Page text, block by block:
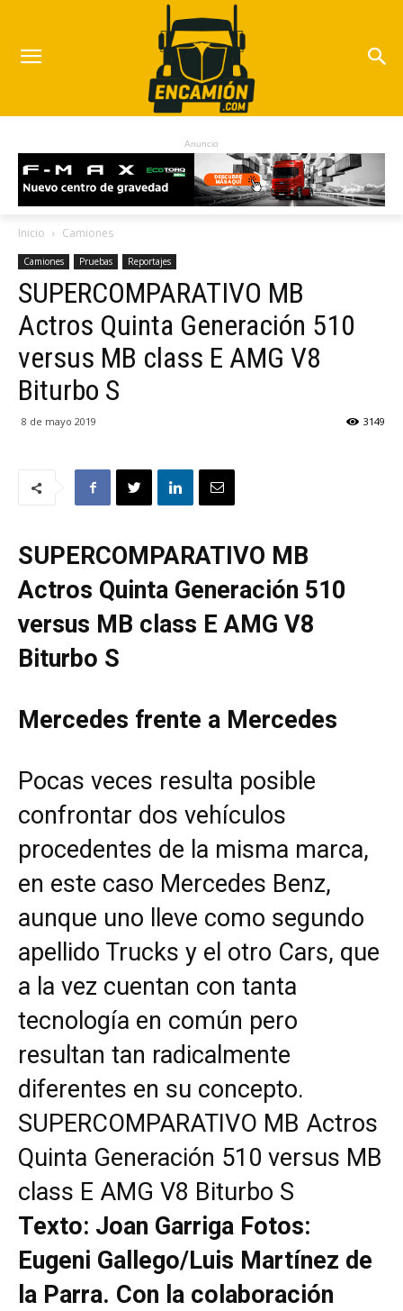
Anuncio
Inicio Camiones
Camiones Pruebas Reportajes
SUPERCOMPARATIVO MB
Actros Quinta Generación 510
versus MB class E AMG V8
Biturbo S
8 de mayo 2019 3149
SUPERCOMPARATIVO MB
Actros Quinta Generación 510
versus MB class E AMG V8
Biturbo S
Mercedes frente a Mercedes
Pocas veces resulta posible
confrontar dos vehículos
procedentes de la misma marca,
en este caso Mercedes Benz,
aunque uno lleve como segundo
apellido Trucks y el otro Cars, que
a la vez cuentan con tanta
tecnología en común pero
resultan tan radicalmente
diferentes en su concepto.
SUPERCOMPARATIVO MB Actros
Quinta Generación 510 versus MB
class E AMG V8 Biturbo S
Texto: Joan Garriga Fotos:
Eugeni Gallego/Luis Martínez de
la Parra. Con la colaboración